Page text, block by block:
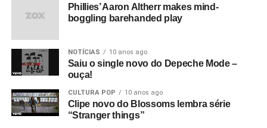
Phillies’ Aaron Altherr makes mind-
boggling barehanded play
NOTÍCIAS 10 anos ago
Saiu o single novo do Depeche Mode –
ouça!
CULTURA POP 10 anos ago
Clipe novo do Blossoms lembra série
“Stranger things”